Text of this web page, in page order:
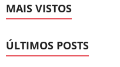
MAIS VISTOS
ÚLTIMOS POSTS